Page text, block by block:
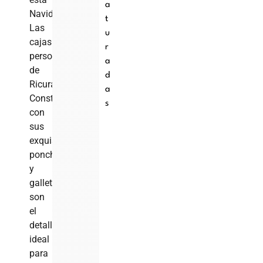
Navidad?
Las
cajas
personalizadas
de
Ricuras
Constanza,
con
sus
exquisitos
ponches
y
galletas,
son
el
detalle
ideal
para
a
t
u
r
a
d
a
s